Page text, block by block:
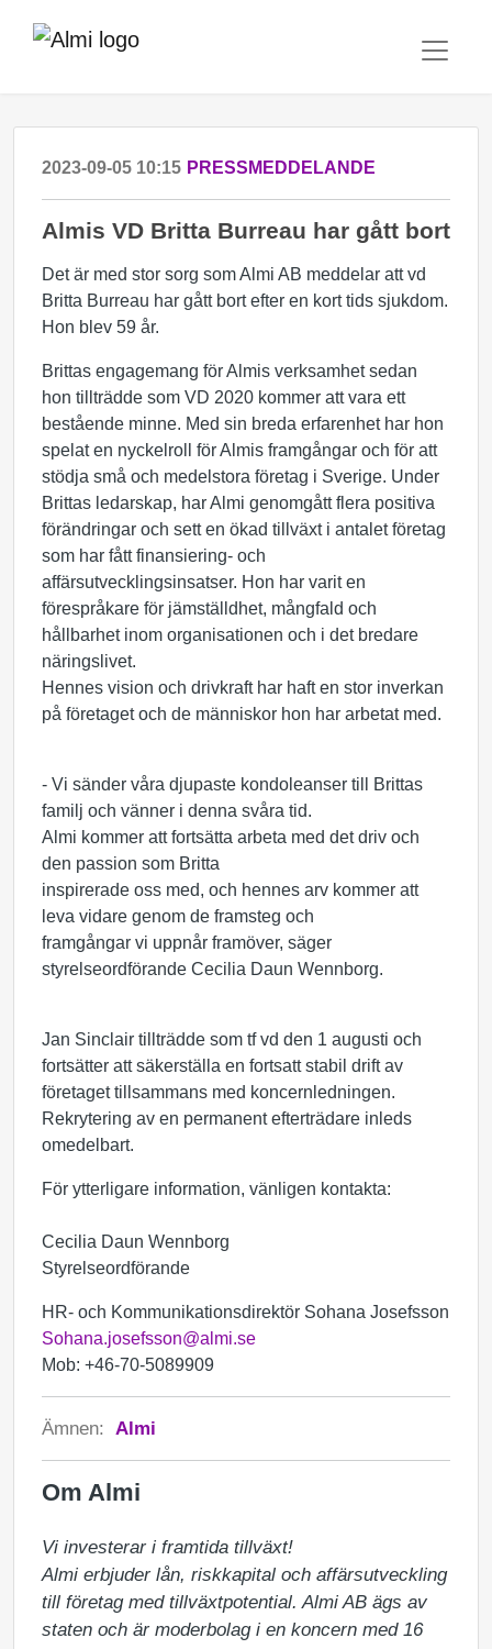
2023-09-05 10:15 PRESSMEDDELANDE
Almis VD Britta Burreau har gått bort
Det är med stor sorg som Almi AB meddelar att vd
Britta Burreau har gått bort efter en kort tids sjukdom.
Hon blev 59 år.
Brittas engagemang för Almis verksamhet sedan
hon tillträdde som VD 2020 kommer att vara ett
bestående minne. Med sin breda erfarenhet har hon
spelat en nyckelroll för Almis framgångar och för att
stödja små och medelstora företag i Sverige. Under
Brittas ledarskap, har Almi genomgått flera positiva
förändringar och sett en ökad tillväxt i antalet företag
som har fått finansiering- och
affärsutvecklingsinsatser. Hon har varit en
förespråkare för jämställdhet, mångfald och
hållbarhet inom organisationen och i det bredare
näringslivet.
Hennes vision och drivkraft har haft en stor inverkan
på företaget och de människor hon har arbetat med.
- Vi sänder våra djupaste kondoleanser till Brittas
familj och vänner i denna svåra tid.
Almi kommer att fortsätta arbeta med det driv och
den passion som Britta
inspirerade oss med, och hennes arv kommer att
leva vidare genom de framsteg och
framgångar vi uppnår framöver, säger
styrelseordförande Cecilia Daun Wennborg.
Jan Sinclair tillträdde som tf vd den 1 augusti och
fortsätter att säkerställa en fortsatt stabil drift av
företaget tillsammans med koncernledningen.
Rekrytering av en permanent efterträdare inleds
omedelbart.
För ytterligare information, vänligen kontakta:
Cecilia Daun Wennborg
Styrelseordförande
HR- och Kommunikationsdirektör Sohana Josefsson
Sohana.josefsson@almi.se
Mob: +46-70-5089909
Ämnen: Almi
Om Almi
Vi investerar i framtida tillväxt!
Almi erbjuder lån, riskkapital och affärsutveckling
till företag med tillväxtpotential. Almi AB ägs av
staten och är moderbolag i en koncern med 16